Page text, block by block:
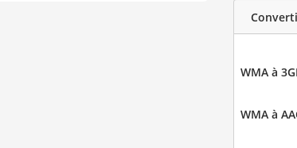
WMA à
WMA à